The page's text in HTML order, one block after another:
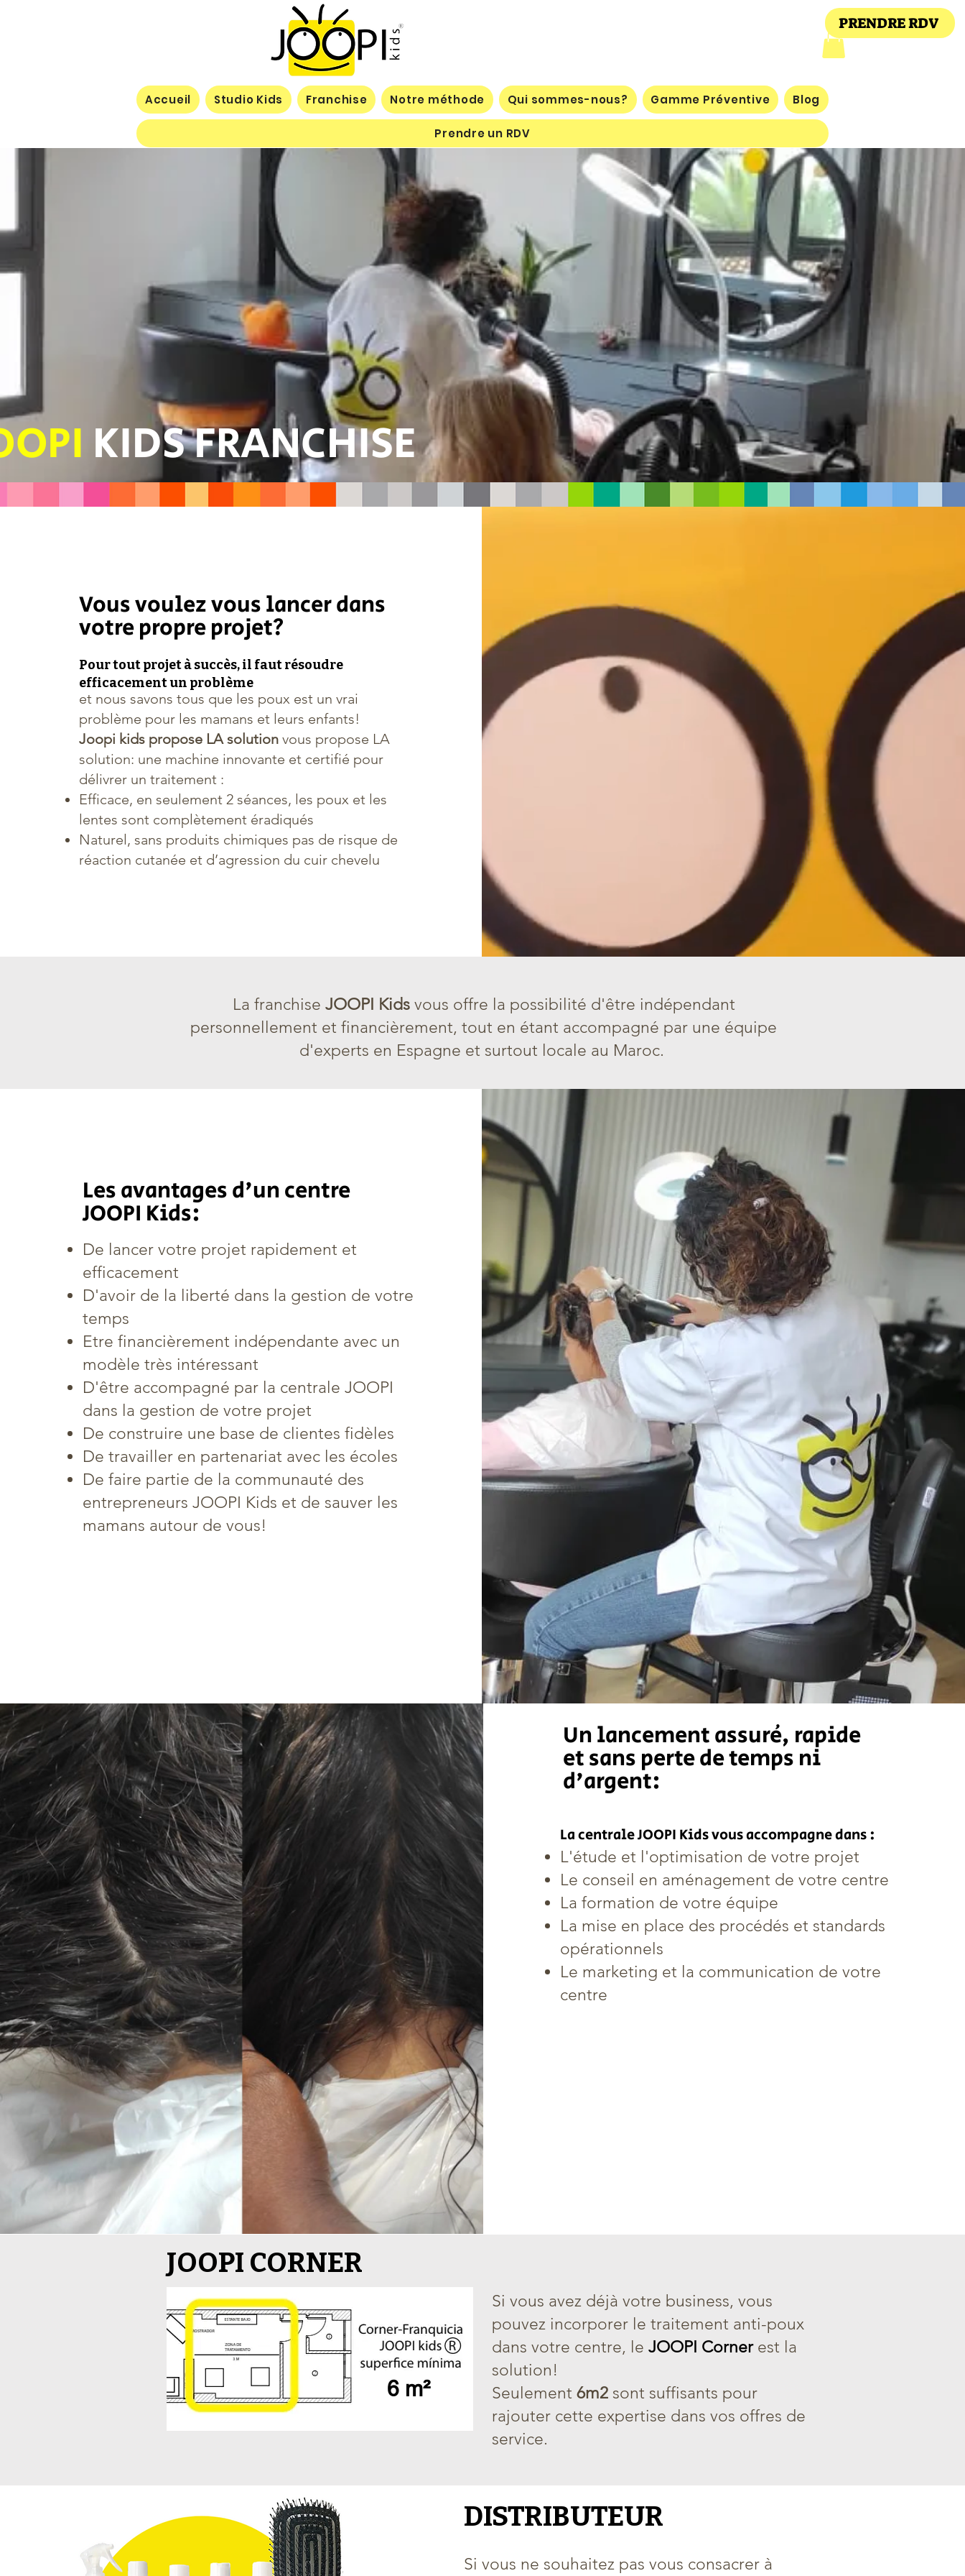
Accueil Studio Kids Franchise Notre méthode Qui sommes-nous? Gamme Préventive Blog
Prendre un RDV
PRENDRE RDV
KIDS FRANCHISE
Vous voulez vous lancer dans
votre propre projet?
Pour tout projet à succès, il faut résoudre
efficacement un problème
et nous savons tous que les poux est un vrai
problème pour les mamans et leurs enfants!
Joopi kids propose LA solution vous propose LA
solution: une machine innovante et certifié pour
délivrer un traitement :
Efficace, en seulement 2 séances, les poux et les
lentes sont complètement éradiqués
Naturel, sans produits chimiques pas de risque de
réaction cutanée et d’agression du cuir chevelu
La franchise JOOPI Kidsvous offre la possibilité d'être indépendant
personnellement et financièrement, tout en étant accompagné par une équipe
d'experts en Espagne et surtout locale au Maroc.
Les avantages d'un centre
JOOPI Kids:
De lancer votre projet rapidement et
efficacement
D'avoir de la liberté dans la gestion de votre
temps
Etre financièrement indépendante avec un
modèle très intéressant
D'être accompagné par la centrale JOOPI
dans la gestion de votre projet
De construire une base de clientes fidèles
De travailler en partenariat avec les écoles
De faire partie de la communauté des
entrepreneurs JOOPI Kids et de sauver les
mamans autour de vous!
Un lancement assuré, rapide
et sans perte de temps ni
d'argent:
La centrale JOOPI Kids vous accompagne dans :
L'étude et l'optimisation de votre projet
Le conseil en aménagement de votre centre
La formation de votre équipe
La mise en place des procédés et standards
opérationnels
Le marketing et la communication de votre
centre
JOOPI CORNER
Si vous avez déjà votre business, vous
pouvez incorporer le traitement anti-poux
dans votre centre, le JOOPI Cornerest la
solution!
Seulement 6m2 sont suffisants pour
rajouter cette expertise dans vos offres de
service.
DISTRIBUTEUR
Si vous ne souhaitez pas vous consacrer à